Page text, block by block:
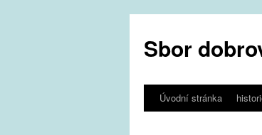
Sbor
Úvodní stránka